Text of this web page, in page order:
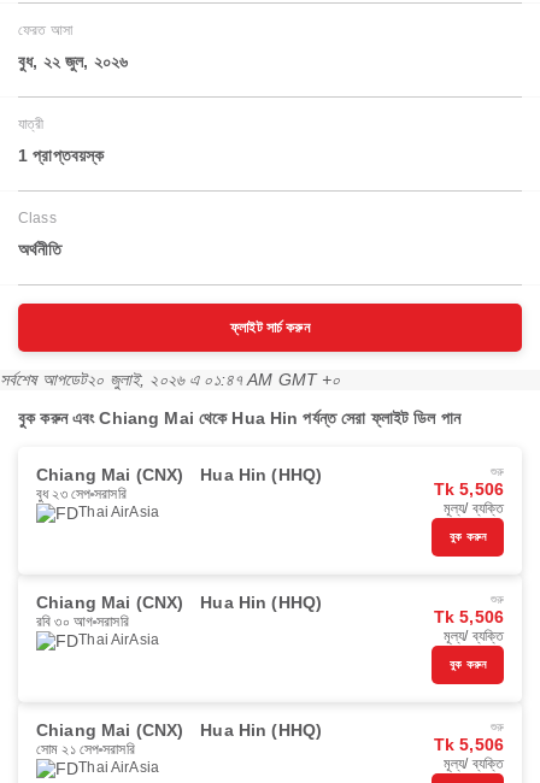
ফেরত আসা
বুধ, ২২ জুল, ২০২৬
যাত্রী
1 প্রাপ্তবয়স্ক
Class
অর্থনীতি
ফ্লাইট সার্চ করুন
সর্বশেষ আপডেট২০ জুলাই, ২০২৬ এ ০১:৪৭ AM GMT +০
বুক করুন এবং Chiang Mai থেকে Hua Hin পর্যন্ত সেরা ফ্লাইট ডিল পান
Chiang Mai (CNX) Hua Hin (HHQ)
বুধ ২৩ সেপ সরাসরি
Thai AirAsia
শুরু
Tk 5,506
মূল্য/ ব্যক্তি
বুক করুন
Chiang Mai (CNX) Hua Hin (HHQ)
রবি ৩০ আগ সরাসরি
Thai AirAsia
শুরু
Tk 5,506
মূল্য/ ব্যক্তি
বুক করুন
Chiang Mai (CNX) Hua Hin (HHQ)
সোম ২১ সেপ সরাসরি
Thai AirAsia
শুরু
Tk 5,506
মূল্য/ ব্যক্তি